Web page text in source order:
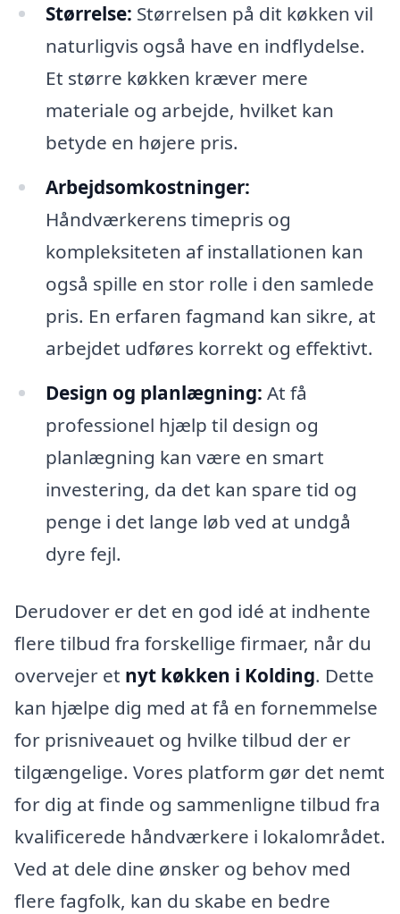
Størrelse: Størrelsen på dit køkken vil
naturligvis også have en indflydelse.
Et større køkken kræver mere
materiale og arbejde, hvilket kan
betyde en højere pris.
Arbejdsomkostninger:
Håndværkerens timepris og
kompleksiteten af installationen kan
også spille en stor rolle i den samlede
pris. En erfaren fagmand kan sikre, at
arbejdet udføres korrekt og effektivt.
Design og planlægning: At få
professionel hjælp til design og
planlægning kan være en smart
investering, da det kan spare tid og
penge i det lange løb ved at undgå
dyre fejl.
Derudover er det en god idé at indhente
flere tilbud fra forskellige firmaer, når du
overvejer et nyt køkken i Kolding. Dette
kan hjælpe dig med at få en fornemmelse
for prisniveauet og hvilke tilbud der er
tilgængelige. Vores platform gør det nemt
for dig at finde og sammenligne tilbud fra
kvalificerede håndværkere i lokalområdet.
Ved at dele dine ønsker og behov med
flere fagfolk, kan du skabe en bedre